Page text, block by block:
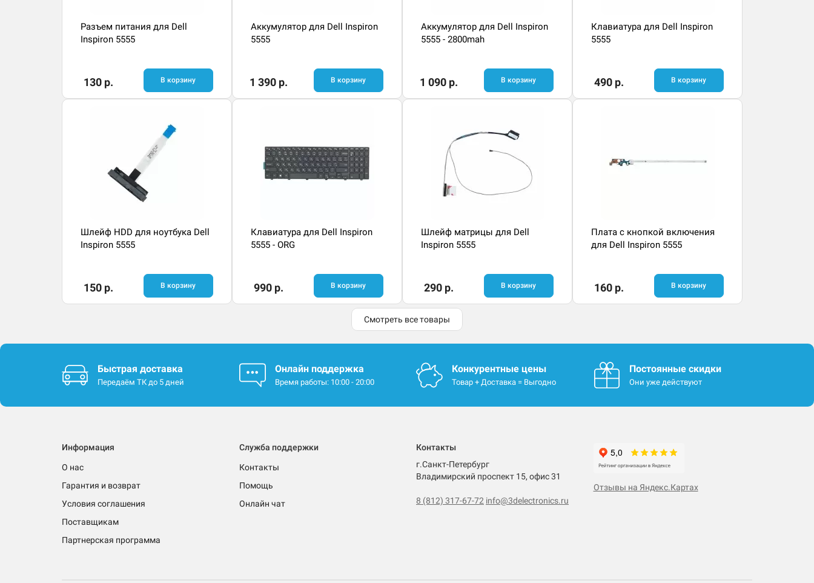
Разъем питания для Dell
Inspiron 5555
130 р. В корзину
Аккумулятор для Dell Inspiron
5555
1 390 р. В корзину
Аккумулятор для Dell Inspiron
5555 - 2800mah
1 090 р. В корзину
Клавиатура для Dell Inspiron
5555
490 р. В корзину
Шлейф HDD для ноутбука Dell
Inspiron 5555
150 р. В корзину
Клавиатура для Dell Inspiron
5555 - ORG
990 р. В корзину
Шлейф матрицы для Dell
Inspiron 5555
290 р. В корзину
Плата с кнопкой включения
для Dell Inspiron 5555
160 р. В корзину
Смотреть все товары
Быстрая доставка
Передаём ТК до 5 дней
Онлайн поддержка
Время работы: 10:00 - 20:00
Конкурентные цены
Товар + Доставка = Выгодно
Постоянные скидки
Они уже действуют
Информация
О нас
Гарантия и возврат
Условия соглашения
Поставщикам
Партнерская программа
Служба поддержки
Контакты
Помощь
Онлайн чат
Контакты
г.Санкт-Петербург
Владимирский проспект 15, офис 31
8 (812) 317-67-72 info@3delectronics.ru
Отзывы на Яндекс.Картах